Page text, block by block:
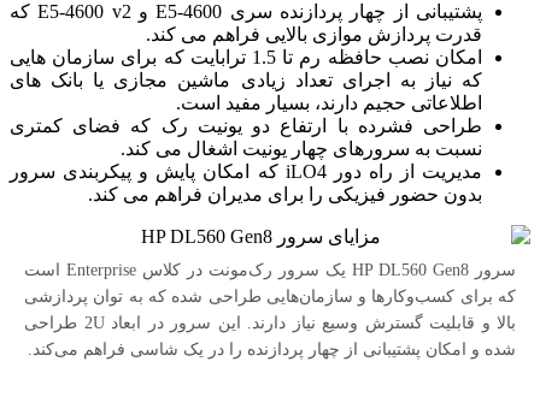
پشتیبانی از چهار پردازنده سری E5-4600 و E5-4600 v2 که
قدرت پردازش موازی بالایی فراهم می کند.
امکان نصب حافظه رم تا 1.5 ترابایت که برای سازمان هایی
که نیاز به اجرای تعداد زیادی ماشین مجازی یا بانک های
اطلاعاتی حجیم دارند، بسیار مفید است.
طراحی فشرده با ارتفاع دو یونیت رک که فضای کمتری
نسبت به سرورهای چهار یونیت اشغال می کند.
مدیریت از راه دور iLO4 که امکان پایش و پیکربندی سرور
بدون حضور فیزیکی را برای مدیران فراهم می کند.
سرور HP DL560 Gen8 یک سرور رک‌مونت در کلاس Enterprise است
که برای کسب‌وکارها و سازمان‌هایی طراحی شده که به توان پردازشی
بالا و قابلیت گسترش وسیع نیاز دارند. این سرور در ابعاد 2U طراحی
شده و امکان پشتیبانی از چهار پردازنده را در یک شاسی فراهم می‌کند.